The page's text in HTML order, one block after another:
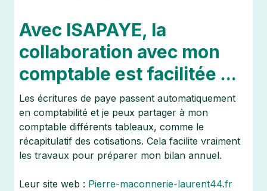
Avec ISAPAYE, la
collaboration avec mon
comptable est facilitée ...
Les écritures de paye passent automatiquement
en comptabilité et je peux partager à mon
comptable différents tableaux, comme le
récapitulatif des cotisations. Cela facilite vraiment
les travaux pour préparer mon bilan annuel.
Leur site web : Pierre-maconnerie-laurent44.fr